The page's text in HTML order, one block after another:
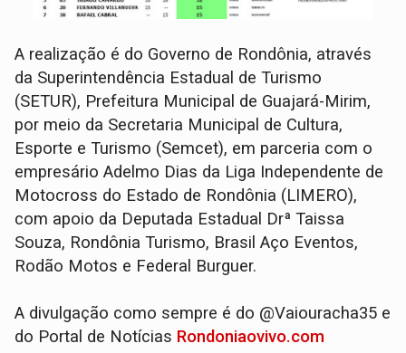
A realização é do Governo de Rondônia, através
da Superintendência Estadual de Turismo
(SETUR), Prefeitura Municipal de Guajará-Mirim,
por meio da Secretaria Municipal de Cultura,
Esporte e Turismo (Semcet), em parceria com o
empresário Adelmo Dias da Liga Independente de
Motocross do Estado de Rondônia (LIMERO),
com apoio da Deputada Estadual Drª Taissa
Souza, Rondônia Turismo, Brasil Aço Eventos,
Rodão Motos e Federal Burguer.
A divulgação como sempre é do @Vaiouracha35 e
do Portal de Notícias Rondoniaovivo.com